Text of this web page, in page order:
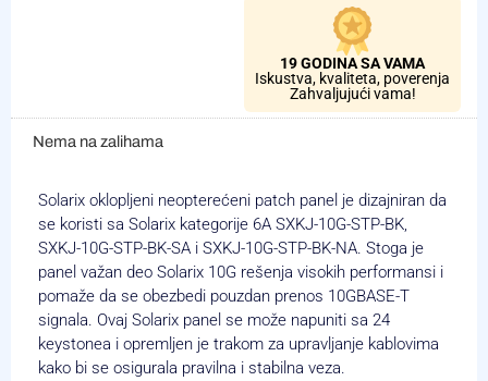
19 GODINA SA VAMA
Iskustva, kvaliteta, poverenja
Zahvaljujući vama!
Nema na zalihama
Solarix oklopljeni neopterećeni patch panel je dizajniran da
se koristi sa Solarix kategorije 6A SXKJ-10G-STP-BK,
SXKJ-10G-STP-BK-SA i SXKJ-10G-STP-BK-NA. Stoga je
panel važan deo Solarix 10G rešenja visokih performansi i
pomaže da se obezbedi pouzdan prenos 10GBASE-T
signala. Ovaj Solarix panel se može napuniti sa 24
keystonea i opremljen je trakom za upravljanje kablovima
kako bi se osigurala pravilna i stabilna veza.